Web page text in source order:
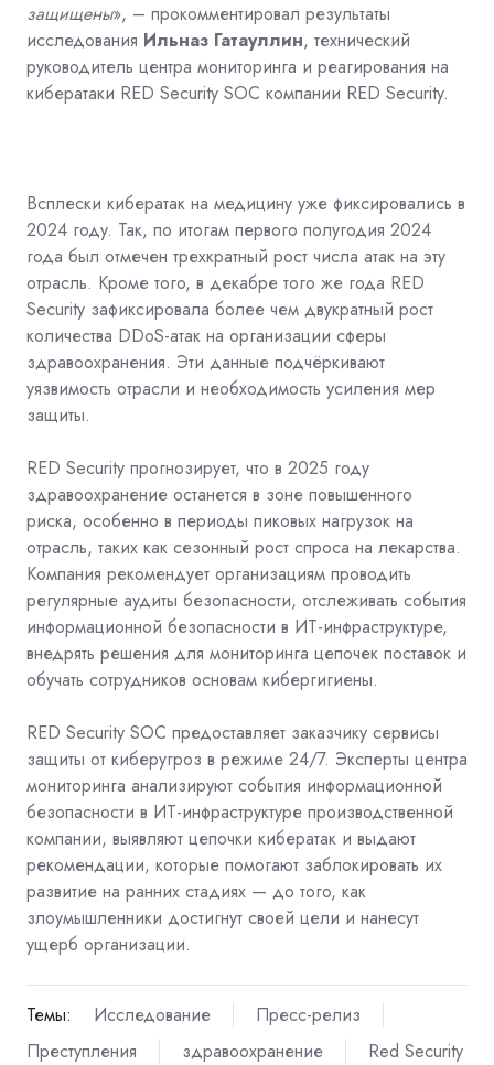
защищены», – прокомментировал результаты
исследования Ильназ Гатауллин, технический
руководитель центра мониторинга и реагирования на
кибератаки RED Security SOC компании RED Security.
Всплески кибератак на медицину уже фиксировались в
2024 году. Так, по итогам первого полугодия 2024
года был отмечен трехкратный рост числа атак на эту
отрасль. Кроме того, в декабре того же года RED
Security зафиксировала более чем двукратный рост
количества DDoS-атак на организации сферы
здравоохранения. Эти данные подчёркивают
уязвимость отрасли и необходимость усиления мер
защиты.
RED Security прогнозирует, что в 2025 году
здравоохранение останется в зоне повышенного
риска, особенно в периоды пиковых нагрузок на
отрасль, таких как сезонный рост спроса на лекарства.
Компания рекомендует организациям проводить
регулярные аудиты безопасности, отслеживать события
информационной безопасности в ИТ-инфраструктуре,
внедрять решения для мониторинга цепочек поставок и
обучать сотрудников основам кибергигиены.
RED Security SOC предоставляет заказчику сервисы
защиты от киберугроз в режиме 24/7. Эксперты центра
мониторинга анализируют события информационной
безопасности в ИТ-инфраструктуре производственной
компании, выявляют цепочки кибератак и выдают
рекомендации, которые помогают заблокировать их
развитие на ранних стадиях — до того, как
злоумышленники достигнут своей цели и нанесут
ущерб организации.
Темы: Исследование
Пресс-релиз
Преступления
здравоохранение Red Security